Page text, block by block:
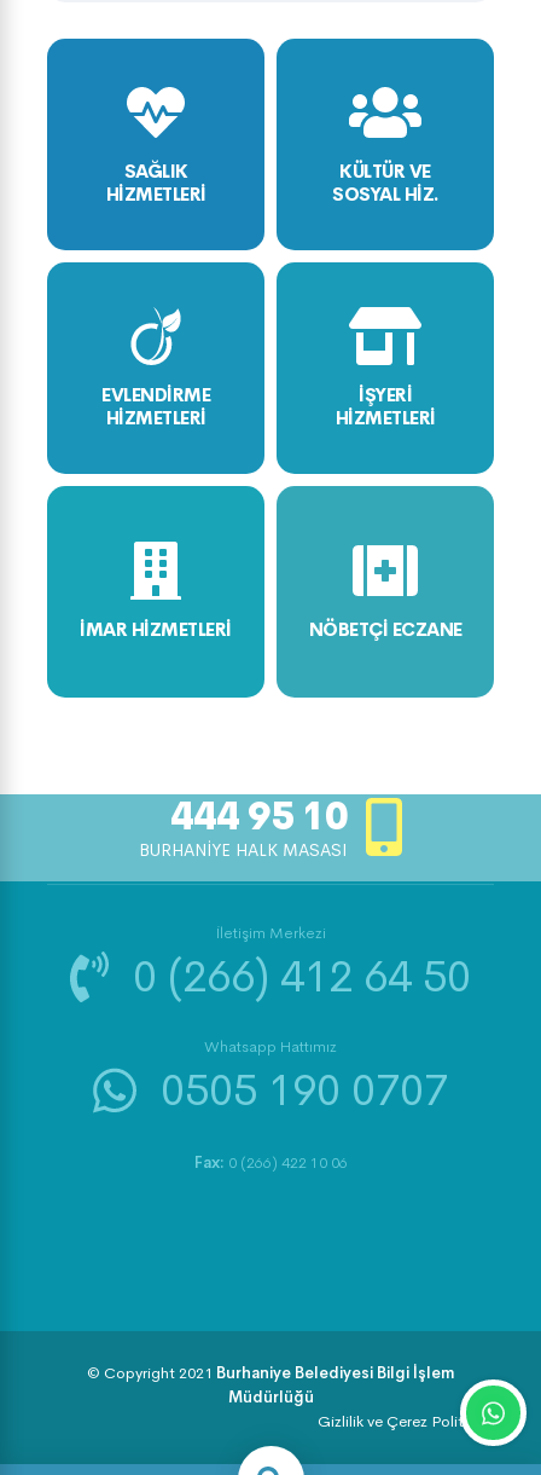
SAĞLIK
HİZMETLERİ
KÜLTÜR VE
SOSYAL HİZ.
EVLENDİRME
HİZMETLERİ
İŞYERİ
HİZMETLERİ
İMAR HİZMETLERİ NÖBETÇİ ECZANE
444 95 10
BURHANİYE HALK MASASI
İletişim Merkezi
0 (266) 412 64 50
Whatsapp Hattımız
0505 190 0707
Fax: 0 (266) 422 10 06
© Copyright 2021 Burhaniye Belediyesi Bilgi İşlem
Müdürlüğü
Gizlilik ve Çerez Politikası